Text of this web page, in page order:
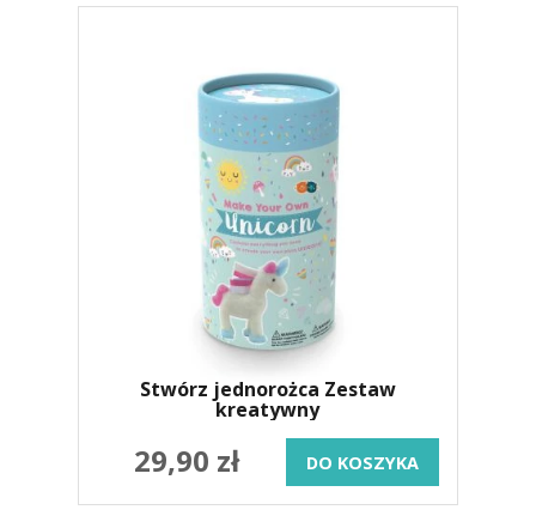
Stwórz jednorożca Zestaw
kreatywny
29,90 zł DO KOSZYKA